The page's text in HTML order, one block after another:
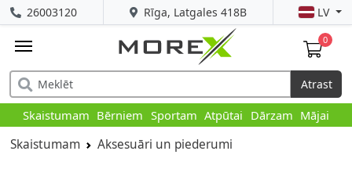
Rīga, Latgales 418B
26003120 LV
0
Atrast
Skaistumam Bērniem Sportam Atpūtai Dārzam Mājai
Skaistumam Aksesuāri un piederumi